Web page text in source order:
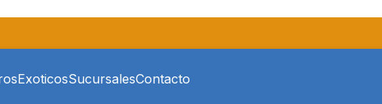
ExoticosSucursalesContacto